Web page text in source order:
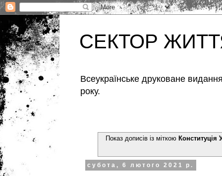
СЕКТОР
Всеукраїнське друковане
року.
Показ дописів із міткою Конституція
субота, 6 лютого 2021 р.